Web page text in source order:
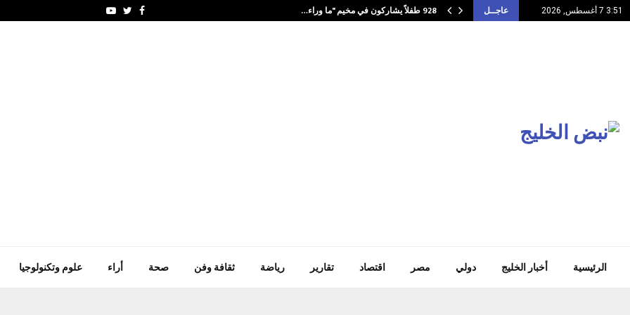
3:51 7 أغسطس, 2026 عاجــل 928 طفلاً يشاركون في مخيم "ما وراء… Facebook
Twitter
Youtube
الرئيسية أخبار الخليج دولي مصر اقتصاد تقارير رياضة ثقافة وفن صحة أراء علوم وتكنولوجيا